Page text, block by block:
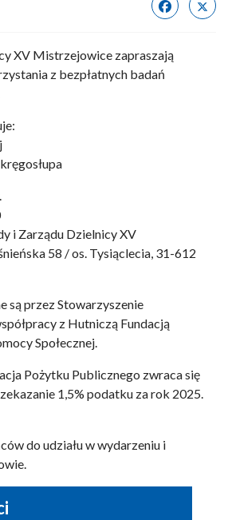
XV Mistrzejowice zapraszają
z bezpłatnych badań
i Zarządu Dzielnicy XV
58 / os. Tysiąclecia, 31-612
są przez Stowarzyszenie
z Hutniczą Fundacją
Społecznej.
Pożytku Publicznego zwraca się
1,5% podatku za rok 2025.
do udziału w wydarzeniu i